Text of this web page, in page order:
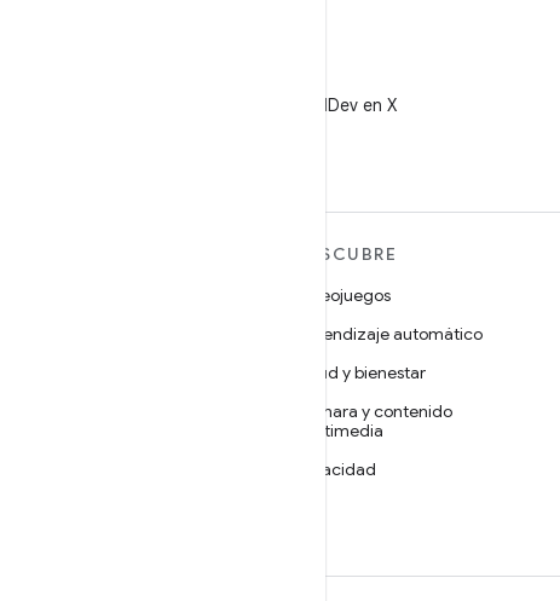
Sigue a @AndroidDev en X
DESCUBRE
Videojuegos
Aprendizaje automático
Salud y bienestar
Cámara y contenido
multimedia
Privacidad